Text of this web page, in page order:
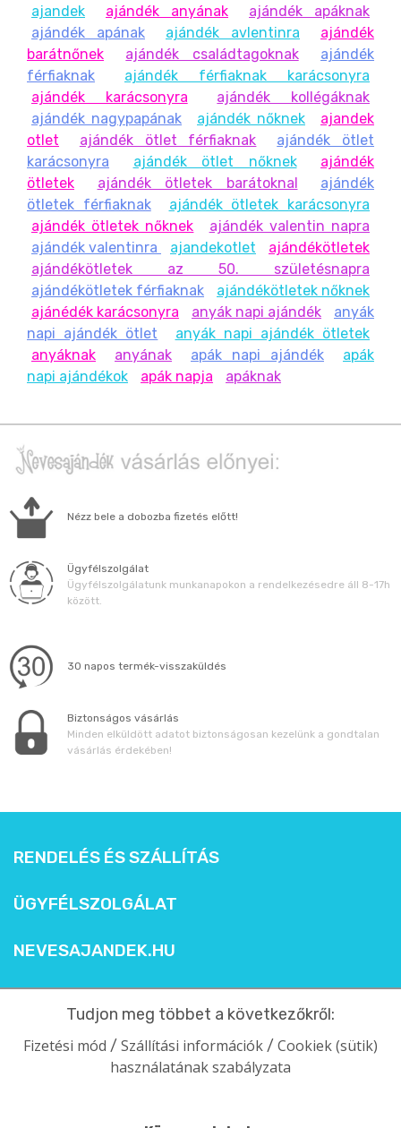
ajandek
ajándék anyának
ajándék apáknak
ajándék apának
ajándék avlentinra
ajándék
barátnőnek
ajándék családtagoknak
ajándék
férfiaknak
ajándék férfiaknak karácsonyra
ajándék karácsonyra
ajándék kollégáknak
ajándék nagypapának
ajándék nőknek
ajandek
otlet
ajándék ötlet férfiaknak
ajándék ötlet
karácsonyra
ajándék ötlet nőknek
ajándék
ötletek
ajándék ötletek barátoknal
ajándék
ötletek férfiaknak
ajándék ötletek karácsonyra
ajándék ötletek nőknek
ajándék valentin napra
ajándék valentinra
ajandekotlet
ajándékötletek
ajándékötletek az 50. születésnapra
ajándékötletek férfiaknak
ajándékötletek nőknek
ajánédék karácsonyra
anyák napi ajándék
anyák
napi ajándék ötlet
anyák napi ajándék ötletek
anyáknak
anyának apák napi ajándék
apák
napi ajándékok
apák napja apáknak
Nézz bele a dobozba fizetés előtt!
Ügyfélszolgálat
Ügyfélszolgálatunk munkanapokon a rendelkezésedre áll 8-17h
között.
30 napos termék-visszaküldés
Biztonságos vásárlás
Minden elküldött adatot biztonságosan kezelünk a gondtalan
vásárlás érdekében!
RENDELÉS ÉS SZÁLLÍTÁS
ÜGYFÉLSZOLGÁLAT
NEVESAJANDEK.HU
Tudjon meg többet a következőkről:
Fizetési mód / Szállítási információk / Cookiek (sütik)
használatának szabályzata